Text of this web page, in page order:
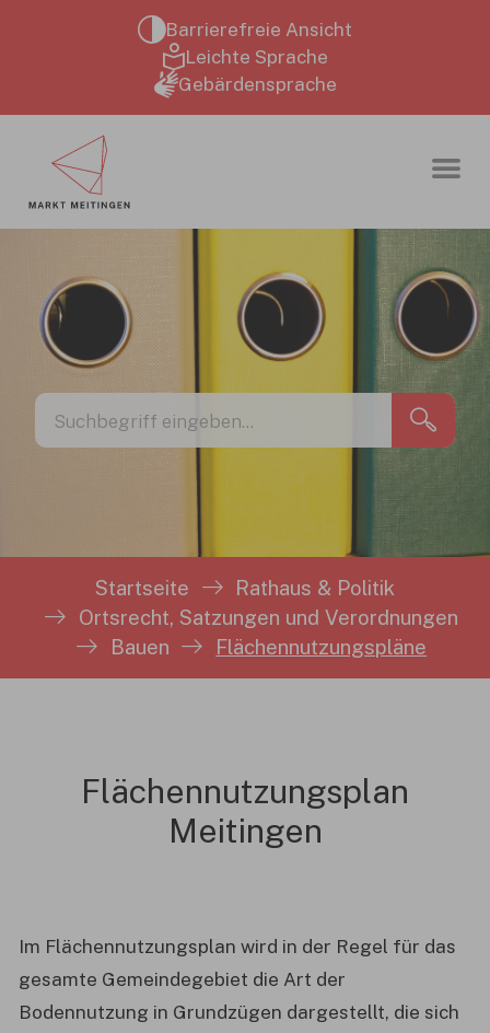
Zum Hauptinhalt springen
Barrierefreie Ansicht
Leichte Sprache
Gebärdensprache
Startseite
Rathaus & Politik
Ortsrecht, Satzungen und Verordnungen
Bauen
Flächennutzungspläne
Flächennutzungsplan
Meitingen
Im Flächennutzungsplan wird in der Regel für das
gesamte Gemeindegebiet die Art der
Bodennutzung in Grundzügen dargestellt, die sich